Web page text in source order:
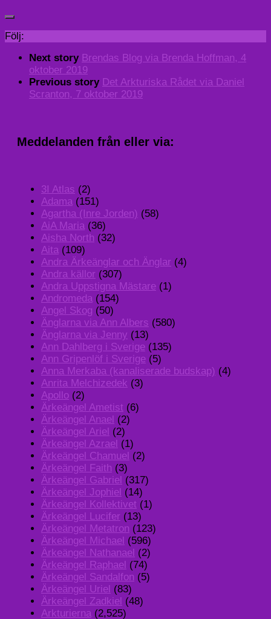
Följ:
Next story Brendas Blog via Brenda Hoffman, 4
oktober 2019
Previous story Det Arkturiska Rådet via Daniel
Scranton, 7 oktober 2019
Meddelanden från eller via:
3I Atlas (2)
Adama (151)
Agartha (Inre Jorden) (58)
AiA Maria (36)
Aisha North (32)
Aita (109)
Andra Ärkeänglar och Änglar (4)
Andra källor (307)
Andra Uppstigna Mästare (1)
Andromeda (154)
Angel Skog (50)
Änglarna via Ann Albers (580)
Änglarna via Jenny (13)
Ann Dahlberg i Sverige (135)
Ann Gripenlöf i Sverige (5)
Anna Merkaba (kanaliserade budskap) (4)
Anrita Melchizedek (3)
Apollo (2)
Ärkeängel Ametist (6)
Ärkeängel Anael (2)
Ärkeängel Ariel (2)
Ärkeängel Azrael (1)
Ärkeängel Chamuel (2)
Ärkeängel Faith (3)
Ärkeängel Gabriel (317)
Ärkeängel Jophiel (14)
Ärkeängel Kollektivet (1)
Ärkeängel Lucifer (13)
Ärkeängel Metatron (123)
Ärkeängel Michael (596)
Ärkeängel Nathanael (2)
Ärkeängel Raphael (74)
Ärkeängel Sandalfon (5)
Ärkeängel Uriel (83)
Ärkeängel Zadkiel (48)
Arkturierna (2,525)